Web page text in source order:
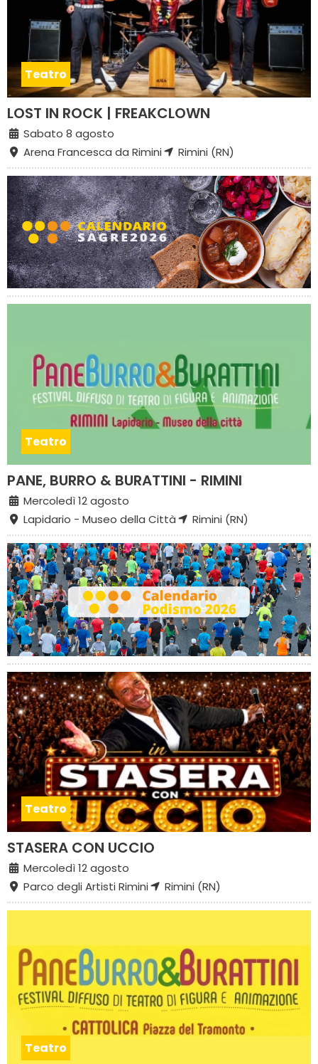
Teatro
LOST IN ROCK | FREAKCLOWN
Sabato 8 agosto
Arena Francesca da Rimini
Rimini (RN)
Teatro
PANE, BURRO & BURATTINI - RIMINI
Mercoledì 12 agosto
Lapidario - Museo della Città
Rimini (RN)
Teatro
STASERA CON UCCIO
Mercoledì 12 agosto
Parco degli Artisti Rimini
Rimini (RN)
Teatro